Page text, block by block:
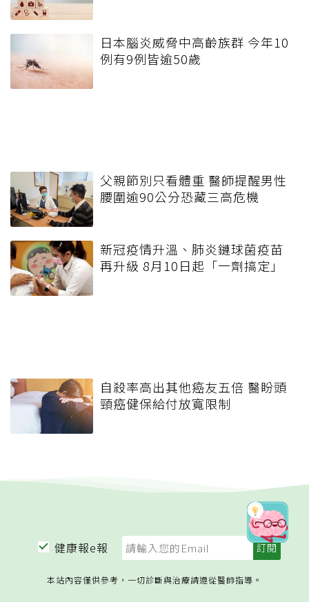
日本腦炎威脅中高齡族群 今年10
例有9例皆逾50歲
父親節別只看體重 醫師提醒男性
腰圍逾90公分恐藏三高危機
新冠疫情升溫、肺炎鏈球菌疫苗
再升級 8月10日起「一劑搞定」
自殺率高出其他癌友五倍 醫盼頭
頸癌健保給付放寬限制
健康報e報
本站內容僅供參考，一切診斷與治療請遵從醫師指導。